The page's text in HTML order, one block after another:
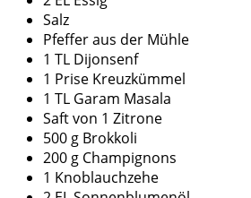
Salz
Pfeffer aus der Mühle
1 TL Dijonsenf
1 Prise Kreuzkümmel
1 TL Garam Masala
Saft von 1 Zitrone
500 g Brokkoli
200 g Champignons
1 Knoblauchzehe